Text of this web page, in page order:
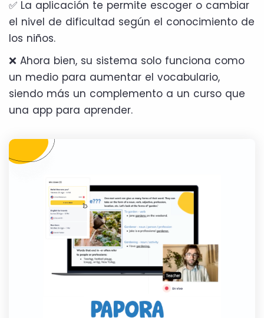
✅ La aplicación te permite escoger o cambiar
el nivel de dificultad según el conocimiento de
los niños.
❌ Ahora bien, su sistema solo funciona como
un medio para aumentar el vocabulario,
siendo más un complemento a un curso que
una app para aprender.